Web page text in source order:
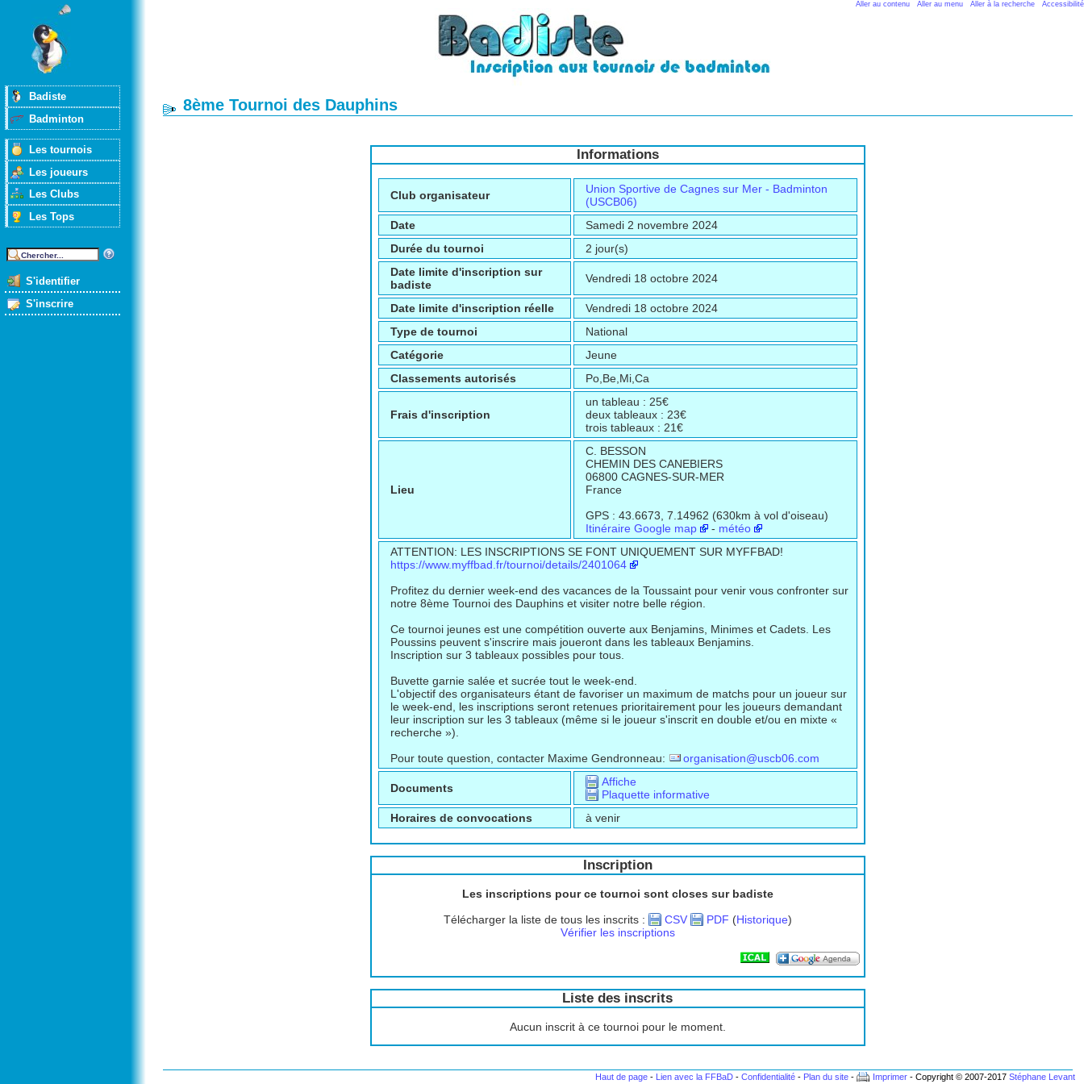
Aller au contenu Aller au menu Aller à la recherche Accessibilité
Badiste
Badminton
Les tournois
Les joueurs
Les Clubs
Les Tops
S'identifier
S'inscrire
8ème Tournoi des Dauphins
Informations
Club organisateur
Union Sportive de Cagnes sur Mer - Badminton
(USCB06)
Date
Samedi 2 novembre 2024
Durée du tournoi
2 jour(s)
Date limite d'inscription sur
badiste
Vendredi 18 octobre 2024
Date limite d'inscription réelle
Vendredi 18 octobre 2024
Type de tournoi
National
Catégorie
Jeune
Classements autorisés
Po,Be,Mi,Ca
Frais d'inscription
un tableau : 25€
deux tableaux : 23€
trois tableaux : 21€
Lieu
C. BESSON
CHEMIN DES CANEBIERS
06800 CAGNES-SUR-MER
France
GPS : 43.6673, 7.14962 (630km à vol d'oiseau)
Itinéraire Google map
- météo
ATTENTION: LES INSCRIPTIONS SE FONT UNIQUEMENT SUR MYFFBAD!
https://www.myffbad.fr/tournoi/details/2401064
Profitez du dernier week-end des vacances de la Toussaint pour venir vous confronter sur
notre 8ème Tournoi des Dauphins et visiter notre belle région.
Ce tournoi jeunes est une compétition ouverte aux Benjamins, Minimes et Cadets. Les
Poussins peuvent s'inscrire mais joueront dans les tableaux Benjamins.
Inscription sur 3 tableaux possibles pour tous.
Buvette garnie salée et sucrée tout le week-end.
L'objectif des organisateurs étant de favoriser un maximum de matchs pour un joueur sur
le week-end, les inscriptions seront retenues prioritairement pour les joueurs demandant
leur inscription sur les 3 tableaux (même si le joueur s'inscrit en double et/ou en mixte «
recherche »).
Pour toute question, contacter Maxime Gendronneau:
organisation@uscb06.com
Documents
Affiche
Plaquette informative
Horaires de convocations
à venir
Inscription
Les inscriptions pour ce tournoi sont closes sur badiste
Télécharger la liste de tous les inscrits :
CSV PDF (Historique)
Vérifier les inscriptions
Liste des inscrits
Aucun inscrit à ce tournoi pour le moment.
Haut de page - Lien avec la FFBaD -Confidentialité - Plan du site - Imprimer - Copyright © 2007-2017Stéphane Levant